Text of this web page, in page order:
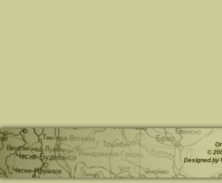
©
Designed by